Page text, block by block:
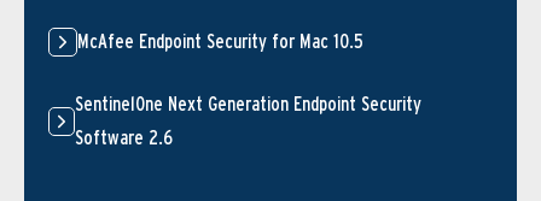
McAfee Endpoint Security for Mac 10.5
SentinelOne Next Generation Endpoint Security
Software 2.6